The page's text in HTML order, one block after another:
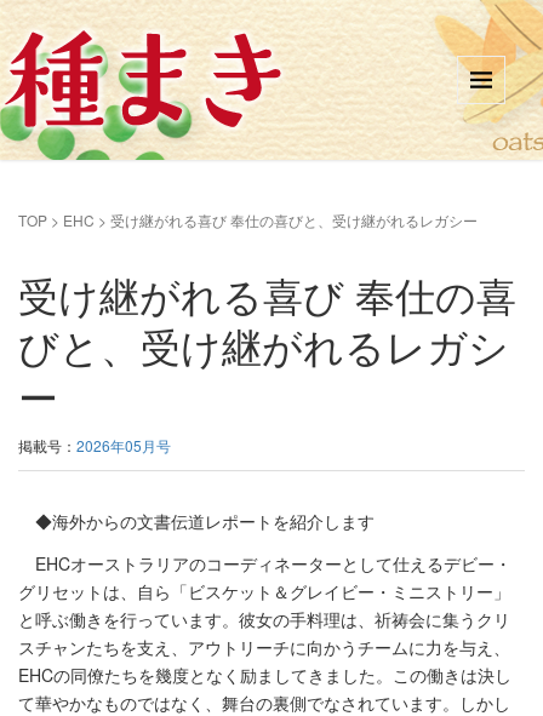
TOP > EHC > 受け継がれる喜び 奉仕の喜びと、受け継がれるレガシー
受け継がれる喜び 奉仕の喜
びと、受け継がれるレガシ
ー
掲載号： 2026年05月号
◆海外からの文書伝道レポートを紹介します
EHCオーストラリアのコーディネーターとして仕えるデビー・
グリセットは、自ら「ビスケット＆グレイビー・ミニストリー」
と呼ぶ働きを行っています。彼女の手料理は、祈祷会に集うクリ
スチャンたちを支え、アウトリーチに向かうチームに力を与え、
EHCの同僚たちを幾度となく励ましてきました。この働きは決し
て華やかなものではなく、舞台の裏側でなされています。しかし